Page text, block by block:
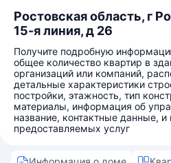
Ростовская область, г
15-я линия, д 26
Получите подробную
общее количество квартир в
организаций или компаний,
детальные характеристики
постройки, этажность, тип
материалы, информация об
название, контактные данные, и
предоставляемых услуг